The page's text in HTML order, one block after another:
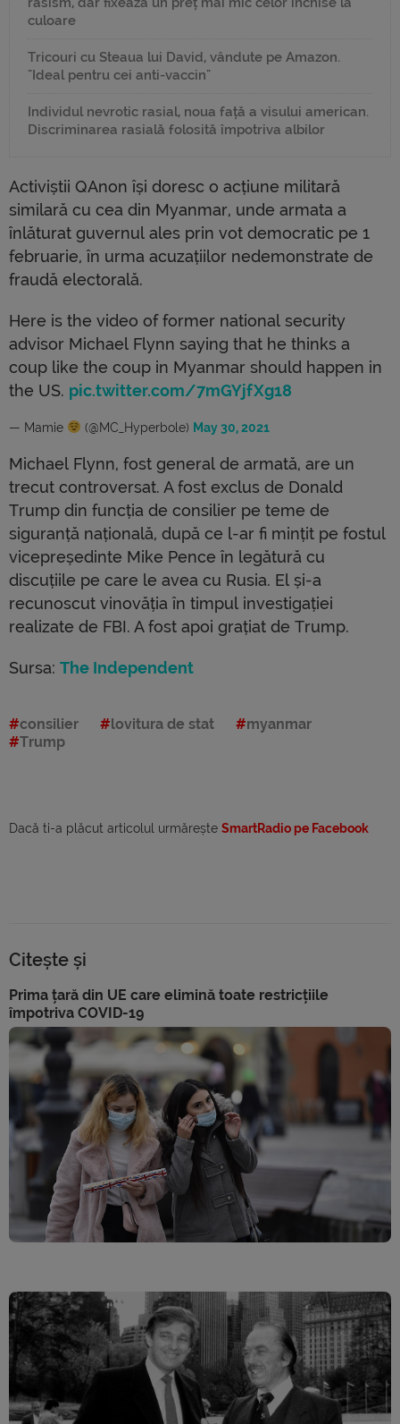
culoare
Tricouri cu Steaua lui David, vândute pe Amazon.
"Ideal pentru cei anti-vaccin"
Individul nevrotic rasial, noua față a visului american.
Discriminarea rasială folosită împotriva albilor
Activiștii QAnon își doresc o acțiune militară
similară cu cea din Myanmar, unde armata a
înlăturat guvernul ales prin vot democratic pe 1
februarie, în urma acuzațiilor nedemonstrate de
fraudă electorală.
Here is the video of former national security
advisor Michael Flynn saying that he thinks a
coup like the coup in Myanmar should happen in
the US. pic.twitter.com/7mGYjfXg18
— Mamie (@MC_Hyperbole) May 30, 2021
Michael Flynn, fost general de armată, are un
trecut controversat. A fost exclus de Donald
Trump din funcția de consilier pe teme de
siguranță națională, după ce l-ar fi mințit pe fostul
vicepreședinte Mike Pence în legătură cu
discuțiile pe care le avea cu Rusia. El și-a
recunoscut vinovăția în timpul investigației
realizate de FBI. A fost apoi grațiat de Trump.
Sursa: The Independent
consilier lovitura de stat
myanmar
Trump
Dacă ti-a plăcut articolul urmărește SmartRadio pe Facebook
Citește și
Prima țară din UE care elimină toate restricțiile
împotriva COVID-19